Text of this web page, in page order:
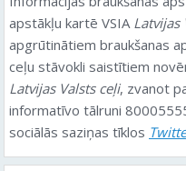
apstākļu kartē VSIA Latvijas
apgrūtinātiem braukšanas
ceļu stāvokli saistītiem
Latvijas Valsts ceļi, zvanot
informatīvo tālruni
sociālās saziņas tīklos